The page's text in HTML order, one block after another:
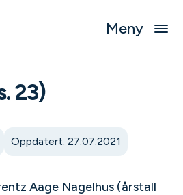
Meny
23)
Oppdatert: 27.07.2021
Aage Nagelhus (årstall